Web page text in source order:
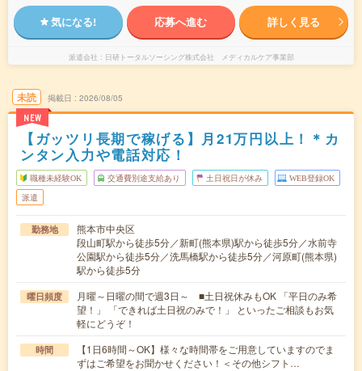
気になる! 応募へ進む 詳しく見る
派遣会社 日研トータルソーシング株式会社 メディカルケア事業部
未読
NEW
掲載日 2026/08/05
【ガッツリ長期で稼げる】月21万円以上！＊カ
ンタン入力や電話対応！
職種未経験OK 交通費別途支給あり 土日祝日が休み WEB登録OK
派遣
勤務地
熊本市中央区
段山町駅から徒歩5分／新町(熊本県)駅から徒歩5分／水前寺
公園駅から徒歩5分／洗馬橋駅から徒歩5分／河原町(熊本県)
駅から徒歩5分
曜日頻度
月曜～日曜の間で週3日～ ■土日祝休みもOK 「平日のみ希
望！」 「できれば土日祝のみで！」 といったご相談もお気
軽にどうぞ！
時間
【1日6時間～OK】様々な時間帯をご用意していますのでま
ずはご希望をお聞かせください！＜その他シフト…